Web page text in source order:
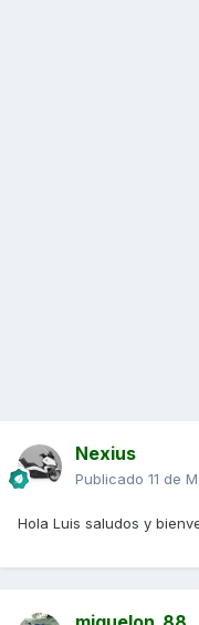
Nexius
Publicado 11 de
Hola Luis saludos y